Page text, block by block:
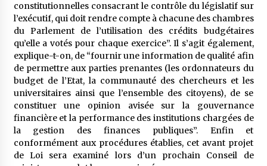
constitutionnelles consacrant le contrôle du législatif sur
l’exécutif, qui doit rendre compte à chacune des chambres
du Parlement de l’utilisation des crédits budgétaires
qu’elle a votés pour chaque exercice”. Il s’agit également,
explique-t-on, de “fournir une information de qualité afin
de permettre aux parties prenantes (les ordonnateurs du
budget de l’Etat, la communauté des chercheurs et les
universitaires ainsi que l’ensemble des citoyens), de se
constituer une opinion avisée sur la gouvernance
financière et la performance des institutions chargées de
la gestion des finances publiques”. Enfin et
conformément aux procédures établies, cet avant projet
de Loi sera examiné lors d’un prochain Conseil de